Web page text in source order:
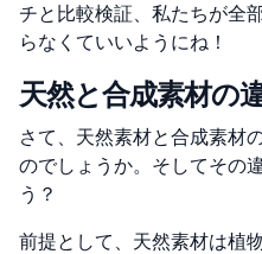
チと比較検証、私たちが全
らなくていいようにね！
天然と合成素材の
さて、天然素材と合成素材
のでしょうか。そしてその
う？
前提として、天然素材は植